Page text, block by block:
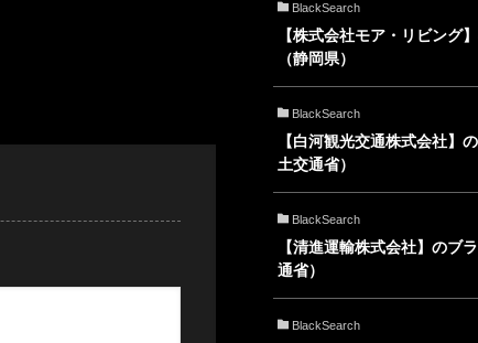
BlackSearch
【株式会社モア・リビング
（静岡県）
BlackSearch
【白河観光交通株式会社】
土交通省）
BlackSearch
【清進運輸株式会社】のブ
通省）
BlackSearch